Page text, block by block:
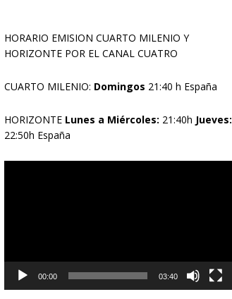
HORARIO EMISION CUARTO MILENIO Y
HORIZONTE POR EL CANAL CUATRO
CUARTO MILENIO: Domingos 21:40 h España
HORIZONTE Lunes a Miércoles: 21:40h Jueves:
22:50h España
00:00 03:40